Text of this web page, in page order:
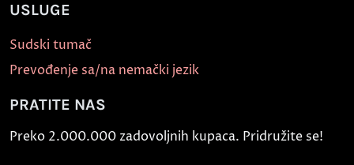
USLUGE
Sudski tumač
Prevođenje sa/na nemački jezik
PRATITE NAS
Preko 2.000.000 zadovoljnih kupaca. Pridružite se!